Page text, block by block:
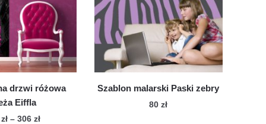
drzwi różowa
Eiffla
zł – 306złZakres
Szablon malarski Paski zebry
80zł